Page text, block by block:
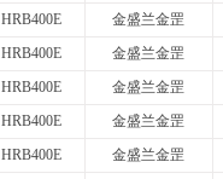
HRB400E
金盛兰金罡
HRB400E
金盛兰金罡
HRB400E
金盛兰金罡
HRB400E
金盛兰金罡
HRB400E
金盛兰金罡